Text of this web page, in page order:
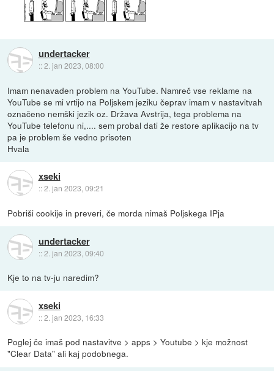
undertacker
::2. jan 2023, 08:00
Imam nenavaden problem na YouTube. Namreč vse reklame na
YouTube se mi vrtijo na Poljskem jeziku čeprav imam v nastavitvah
označeno nemški jezik oz. Država Avstrija, tega problema na
YouTube telefonu ni,.... sem probal dati že restore aplikacijo na tv
pa je problem še vedno prisoten
Hvala
xseki
::2. jan 2023, 09:21
Pobriši cookije in preveri, če morda nimaš Poljskega IPja
undertacker
::2. jan 2023, 09:40
Kje to na tv-ju naredim?
xseki
::2. jan 2023, 16:33
Poglej če imaš pod nastavitve > apps > Youtube > kje možnost
"Clear Data" ali kaj podobnega.